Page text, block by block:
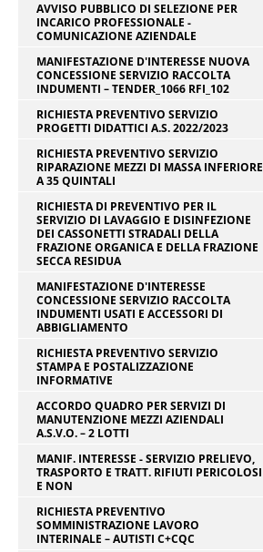
AVVISO PUBBLICO DI SELEZIONE PER
INCARICO PROFESSIONALE -
COMUNICAZIONE AZIENDALE
MANIFESTAZIONE D'INTERESSE NUOVA
CONCESSIONE SERVIZIO RACCOLTA
INDUMENTI – TENDER_1066 RFI_102
RICHIESTA PREVENTIVO SERVIZIO
PROGETTI DIDATTICI A.S. 2022/2023
RICHIESTA PREVENTIVO SERVIZIO
RIPARAZIONE MEZZI DI MASSA INFERIORE
A 35 QUINTALI
RICHIESTA DI PREVENTIVO PER IL
SERVIZIO DI LAVAGGIO E DISINFEZIONE
DEI CASSONETTI STRADALI DELLA
FRAZIONE ORGANICA E DELLA FRAZIONE
SECCA RESIDUA
MANIFESTAZIONE D'INTERESSE
CONCESSIONE SERVIZIO RACCOLTA
INDUMENTI USATI E ACCESSORI DI
ABBIGLIAMENTO
RICHIESTA PREVENTIVO SERVIZIO
STAMPA E POSTALIZZAZIONE
INFORMATIVE
ACCORDO QUADRO PER SERVIZI DI
MANUTENZIONE MEZZI AZIENDALI
A.S.V.O. – 2 LOTTI
MANIF. INTERESSE - SERVIZIO PRELIEVO,
TRASPORTO E TRATT. RIFIUTI PERICOLOSI
E NON
RICHIESTA PREVENTIVO
SOMMINISTRAZIONE LAVORO
INTERINALE – AUTISTI C+CQC